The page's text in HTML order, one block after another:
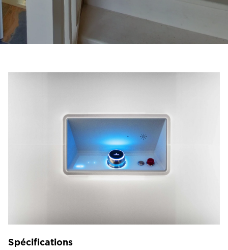
Contactez-nous
Demander un devis
FAQ
Spécifications